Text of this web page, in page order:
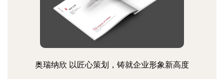
奥瑞纳欣 以匠心策划，铸就企业形象新高度